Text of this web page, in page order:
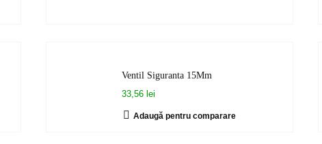
Ventil Siguranta 15Mm
33,56 lei
Adaugă pentru comparare